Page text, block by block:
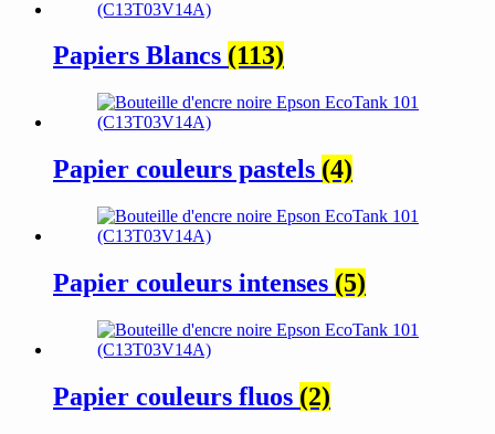
Papiers Blancs (113)
Papier couleurs pastels (4)
Papier couleurs intenses (5)
Papier couleurs fluos (2)